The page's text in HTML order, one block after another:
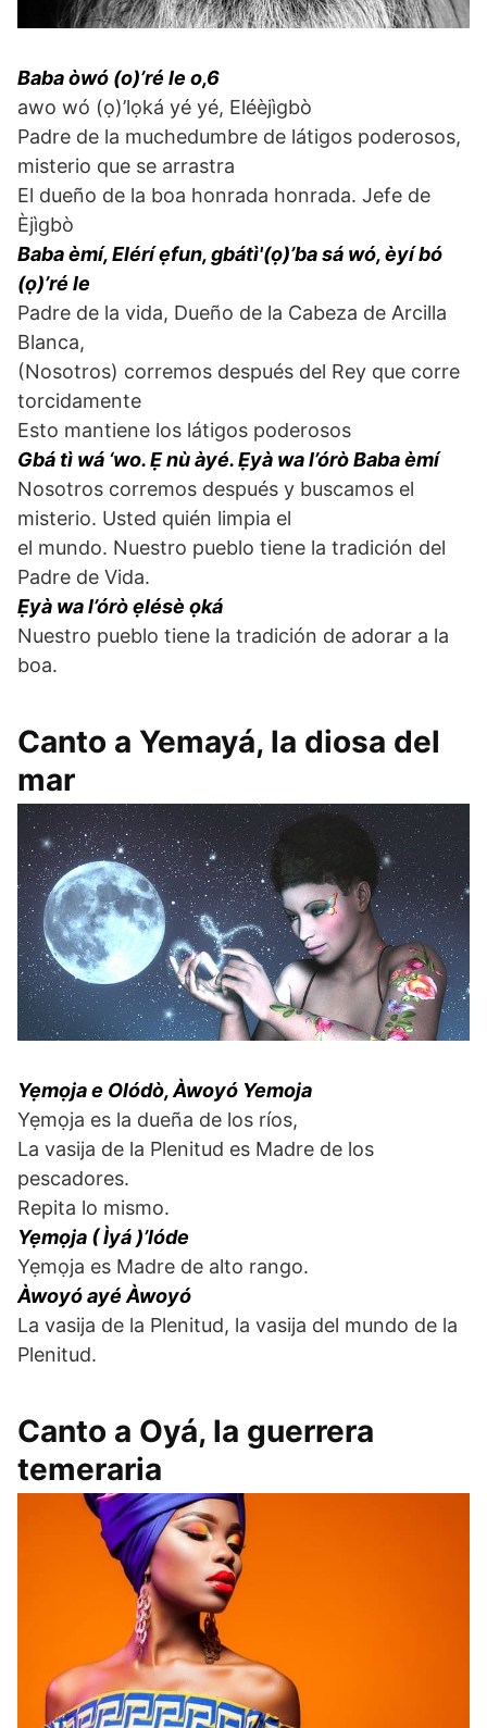
Baba òwó (o)’ré le o,6
awo wó (ọ)’lọká yé yé, Eléèjìgbò
Padre de la muchedumbre de látigos poderosos,
misterio que se arrastra
El dueño de la boa honrada honrada. Jefe de
Èjìgbò
Baba èmí, Elérí ẹfun, gbátì'(ọ)’ba sá wó, èyí bó
(ọ)’ré le
Padre de la vida, Dueño de la Cabeza de Arcilla
Blanca,
(Nosotros) corremos después del Rey que corre
torcidamente
Esto mantiene los látigos poderosos
Gbá tì wá ‘wo. Ẹ nù àyé. Ẹyà wa l’órò Baba èmí
Nosotros corremos después y buscamos el
misterio. Usted quién limpia el
el mundo. Nuestro pueblo tiene la tradición del
Padre de Vida.
Ẹyà wa l’órò ẹlésè ọká
Nuestro pueblo tiene la tradición de adorar a la
boa.
Canto a Yemayá, la diosa del
mar
Yẹmọja e Olódò, Àwoyó Yemoja
Yẹmọja es la dueña de los ríos,
La vasija de la Plenitud es Madre de los
pescadores.
Repita lo mismo.
Yẹmọja ( Ìyá )’lóde
Yẹmọja es Madre de alto rango.
Àwoyó ayé Àwoyó
La vasija de la Plenitud, la vasija del mundo de la
Plenitud.
Canto a Oyá, la guerrera
temeraria